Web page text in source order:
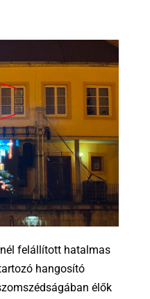
felállított hatalmas
hangosító
élők